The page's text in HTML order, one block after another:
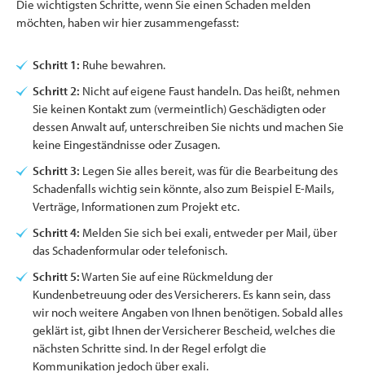
Die wichtigsten Schritte, wenn Sie einen Schaden melden
möchten, haben wir hier zusammengefasst:
Schritt 1: Ruhe bewahren.
Schritt 2: Nicht auf eigene Faust handeln. Das heißt, nehmen
Sie keinen Kontakt zum (vermeintlich) Geschädigten oder
dessen Anwalt auf, unterschreiben Sie nichts und machen Sie
keine Eingeständnisse oder Zusagen.
Schritt 3: Legen Sie alles bereit, was für die Bearbeitung des
Schadenfalls wichtig sein könnte, also zum Beispiel E-Mails,
Verträge, Informationen zum Projekt etc.
Schritt 4: Melden Sie sich bei exali, entweder per Mail, über
das Schadenformular oder telefonisch.
Schritt 5:Warten Sie auf eine Rückmeldung der
Kundenbetreuung oder des Versicherers. Es kann sein, dass
wir noch weitere Angaben von Ihnen benötigen. Sobald alles
geklärt ist, gibt Ihnen der Versicherer Bescheid, welches die
nächsten Schritte sind. In der Regel erfolgt die
Kommunikation jedoch über exali.